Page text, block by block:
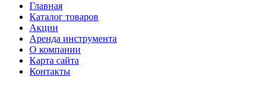
Главная
Каталог товаров
Акции
Аренда инструмента
О компании
Карта сайта
Контакты